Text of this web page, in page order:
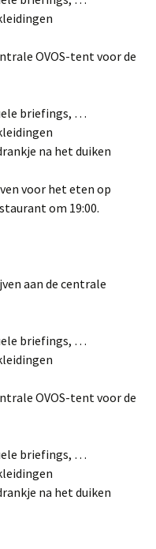
OVOS-tent voor de
briefings, …
na het duiken
voor het eten op
om 19:00.
aan de centrale
briefings, …
OVOS-tent voor de
briefings, …
na het duiken